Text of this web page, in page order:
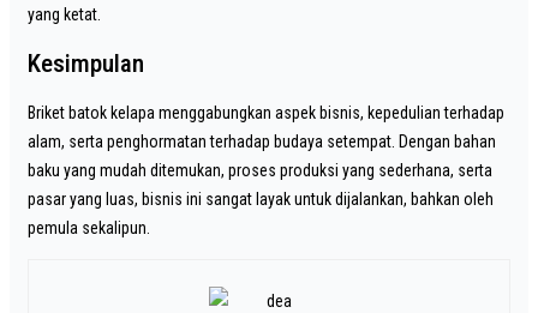
yang ketat.
Kesimpulan
Briket batok kelapa menggabungkan aspek bisnis, kepedulian terhadap
alam, serta penghormatan terhadap budaya setempat. Dengan bahan
baku yang mudah ditemukan, proses produksi yang sederhana, serta
pasar yang luas, bisnis ini sangat layak untuk dijalankan, bahkan oleh
pemula sekalipun.